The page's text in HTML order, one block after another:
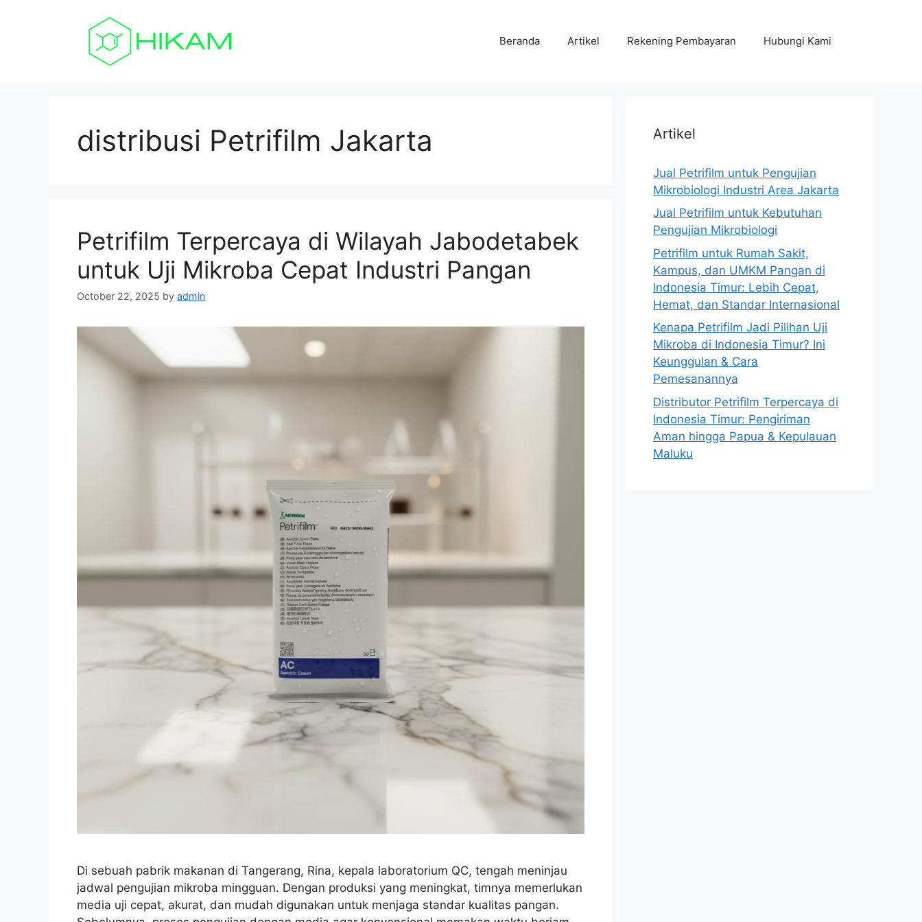
Beranda Artikel Rekening Pembayaran Hubungi Kami
distribusi Petrifilm Jakarta
Petrifilm Terpercaya di Wilayah Jabodetabek
untuk Uji Mikroba Cepat Industri Pangan
October 22, 2025 by admin
Di sebuah pabrik makanan di Tangerang, Rina, kepala laboratorium QC, tengah meninjau
jadwal pengujian mikroba mingguan. Dengan produksi yang meningkat, timnya memerlukan
media uji cepat, akurat, dan mudah digunakan untuk menjaga standar kualitas pangan.
Artikel
Jual Petrifilm untuk Pengujian
Mikrobiologi Industri Area Jakarta
Jual Petrifilm untuk Kebutuhan
Pengujian Mikrobiologi
Petrifilm untuk Rumah Sakit,
Kampus, dan UMKM Pangan di
Indonesia Timur: Lebih Cepat,
Hemat, dan Standar Internasional
Kenapa Petrifilm Jadi Pilihan Uji
Mikroba di Indonesia Timur? Ini
Keunggulan & Cara
Pemesanannya
Distributor Petrifilm Terpercaya di
Indonesia Timur: Pengiriman
Aman hingga Papua & Kepulauan
Maluku